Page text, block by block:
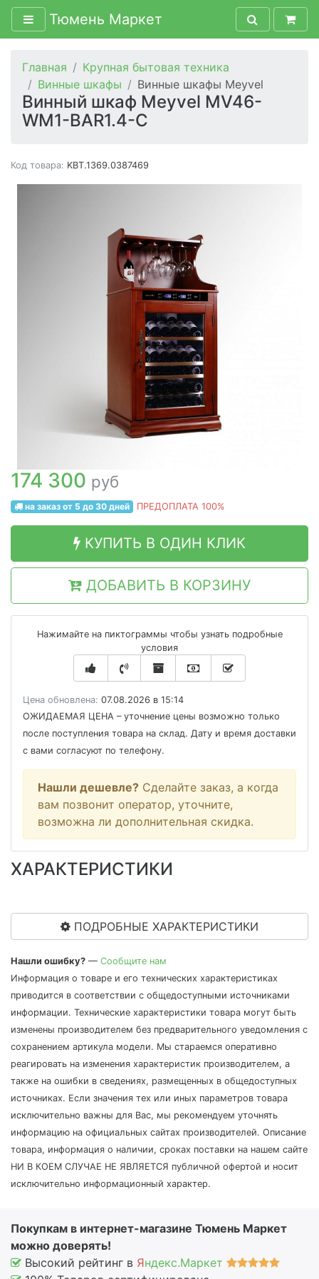
Тюмень Маркет
Главная
Крупная бытовая техника
Винные шкафы
Винные шкафы Meyvel
Винный шкаф Meyvel MV46-
WM1-BAR1.4-C
Код товара: KBT.1369.0387469
174 300 руб
на заказ от 5 до 30 дней ПРЕДОПЛАТА 100%
КУПИТЬ В ОДИН КЛИК
ДОБАВИТЬ В КОРЗИНУ
Нажимайте на пиктограммы чтобы узнать подробные
условия
Цена обновлена: 07.08.2026 в 15:14
ОЖИДАЕМАЯ ЦЕНА – уточнение цены возможно только
после поступления товара на склад. Дату и время доставки
с вами согласуют по телефону.
Нашли дешевле? Сделайте заказ, а когда
вам позвонит оператор, уточните,
возможна ли дополнительная скидка.
ХАРАКТЕРИСТИКИ
ПОДРОБНЫЕ ХАРАКТЕРИСТИКИ
Нашли ошибку? — Сообщите нам
Информация о товаре и его технических характеристиках
приводится в соответствии с общедоступными источниками
информации. Технические характеристики товара могут быть
изменены производителем без предварительного уведомления с
сохранением артикула модели. Мы стараемся оперативно
реагировать на изменения характеристик производителем, а
также на ошибки в сведениях, размещенных в общедоступных
источниках. Если значения тех или иных параметров товара
исключительно важны для Вас, мы рекомендуем уточнять
информацию на официальных сайтах производителей. Описание
товара, информация о наличии, сроках поставки на нашем сайте
НИ В КОЕМ СЛУЧАЕ НЕ ЯВЛЯЕТСЯ публичной офертой и носит
исключительно информационный характер.
Покупкам в интернет-магазине Тюмень Маркет
можно доверять!
Высокий рейтинг в Яндекс.Маркет